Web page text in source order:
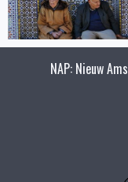
NAP: Nieuw